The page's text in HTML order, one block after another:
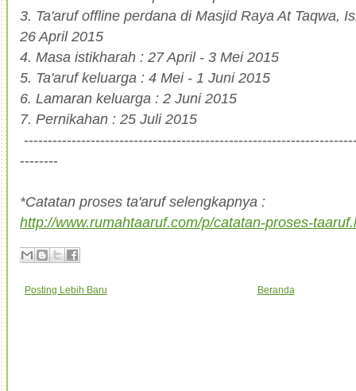
3. Ta'aruf offline perdana di Masjid Raya At Taqwa,
26 April 2015
4. Masa istikharah : 27 April - 3 Mei 2015
5. Ta'aruf keluarga : 4 Mei - 1 Juni 2015
6. Lamaran keluarga : 2 Juni 2015
7. Pernikahan : 25 Juli 2015
--------
*Catatan proses ta'aruf selengkapnya :
http://www.rumahtaaruf.com/p/catatan-proses-
Posting Lebih Baru Beranda